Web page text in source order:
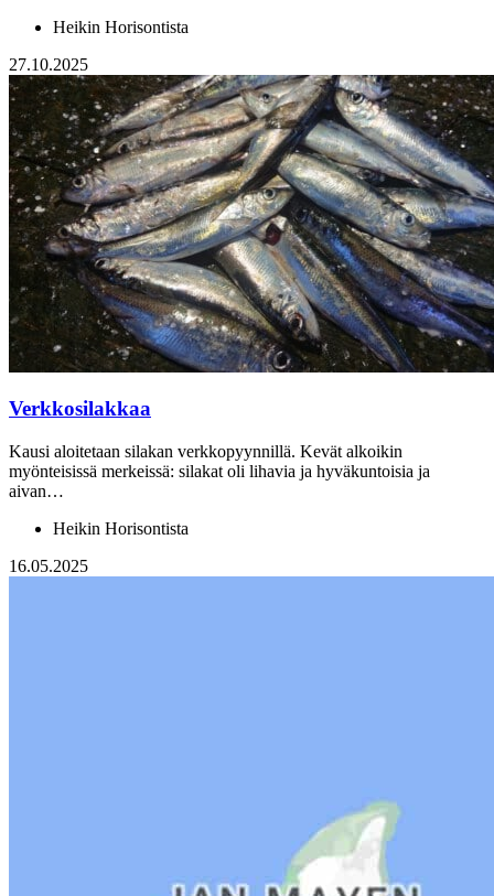
Heikin Horisontista
27.10.2025
Verkkosilakkaa
Kausi aloitetaan silakan verkkopyynnillä. Kevät alkoikin
myönteisissä merkeissä: silakat oli lihavia ja hyväkuntoisia ja
aivan…
Heikin Horisontista
16.05.2025